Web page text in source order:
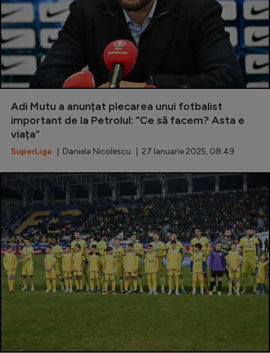
Alte sporturi
JO 2024
JO 2026
Intră în cont
Adi Mutu a anunțat plecarea unui fotbalist
important de la Petrolul: ”Ce să facem? Asta e
viața”
SuperLiga | Daniela Nicolescu | 27 Ianuarie 2025, 08:49